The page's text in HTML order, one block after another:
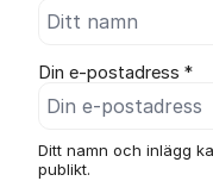
Din e-postadress *
Ditt namn och inlägg
publikt.